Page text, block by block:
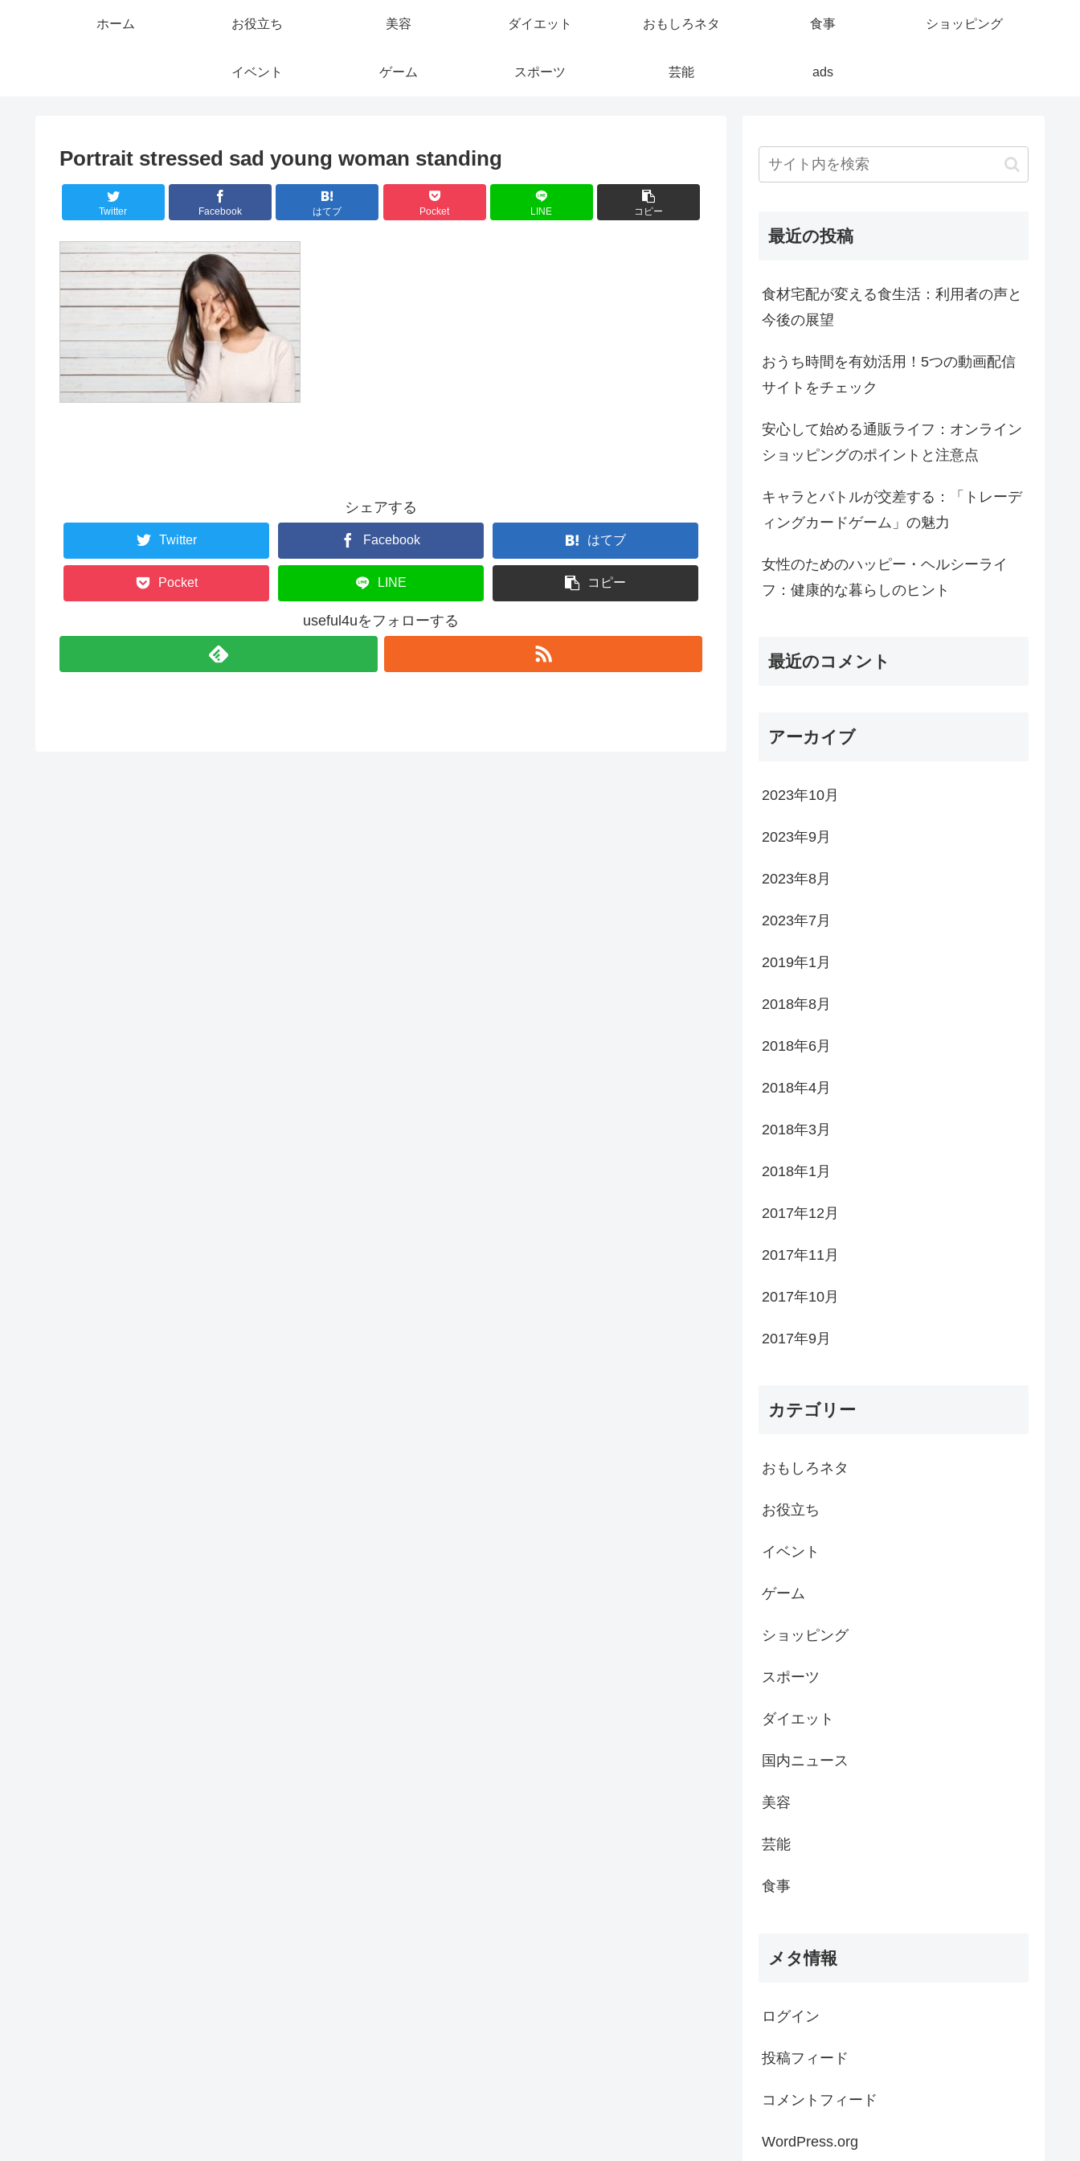
ホーム お役立ち 美容 ダイエット おもしろネタ 食事 ショッピング
イベント ゲーム スポーツ 芸能 ads
Portrait stressed sad young woman standing
Twitter Facebook はてブ Pocket LINE コピー
シェアする
Twitter Facebook はてブ
Pocket LINE コピー
useful4uをフォローする
最近の投稿
食材宅配が変える食生活：利用者の声と
今後の展望
おうち時間を有効活用！5つの動画配信
サイトをチェック
安心して始める通販ライフ：オンライン
ショッピングのポイントと注意点
キャラとバトルが交差する：「トレーデ
ィングカードゲーム」の魅力
女性のためのハッピー・ヘルシーライ
フ：健康的な暮らしのヒント
最近のコメント
アーカイブ
2023年10月
2023年9月
2023年8月
2023年7月
2019年1月
2018年8月
2018年6月
2018年4月
2018年3月
2018年1月
2017年12月
2017年11月
2017年10月
2017年9月
カテゴリー
おもしろネタ
お役立ち
イベント
ゲーム
ショッピング
スポーツ
ダイエット
国内ニュース
美容
芸能
食事
メタ情報
ログイン
投稿フィード
コメントフィード
WordPress.org